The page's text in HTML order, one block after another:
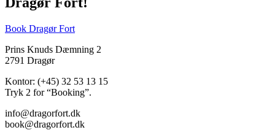
Book Dragør Fort
Prins Knuds Dæmning 2
2791 Dragør
Kontor: (+45) 32 53 13 15
Tryk 2 for “Booking”.
info@dragorfort.dk
book@dragorfort.dk